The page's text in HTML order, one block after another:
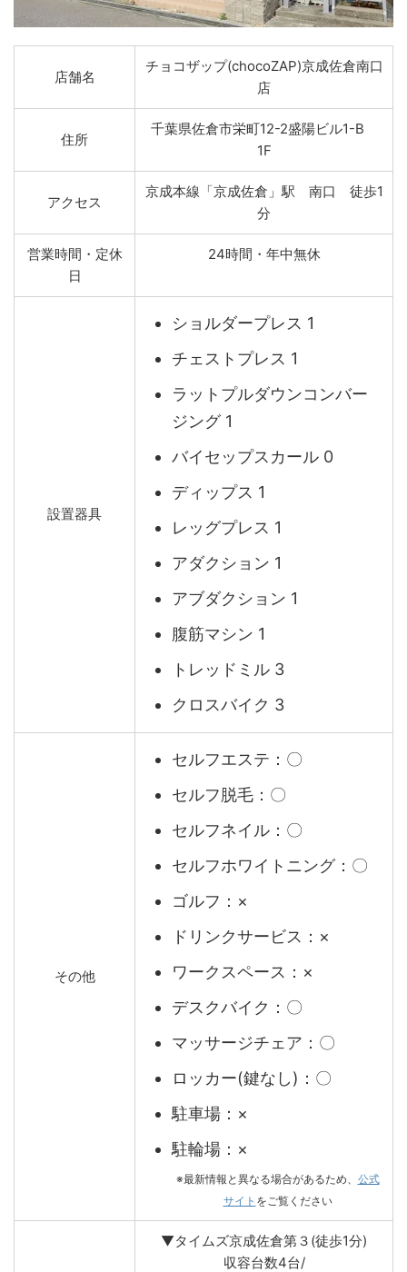
店舗名
チョコザップ(chocoZAP)京成佐倉南口
店
住所
千葉県佐倉市栄町12-2盛陽ビル1-B
1F
アクセス
京成本線「京成佐倉」駅 南口 徒歩1
分
営業時間・定休
日
24時間・年中無休
設置器具
ショルダープレス 1
チェストプレス 1
ラットプルダウンコンバー
ジング 1
バイセップスカール 0
ディップス 1
レッグプレス 1
アダクション 1
アブダクション 1
腹筋マシン 1
トレッドミル 3
クロスバイク 3
その他
セルフエステ：〇
セルフ脱毛：〇
セルフネイル：〇
セルフホワイトニング：〇
ゴルフ：×
ドリンクサービス：×
ワークスペース：×
デスクバイク：〇
マッサージチェア：〇
ロッカー(鍵なし)：〇
駐車場：×
駐輪場：×
※最新情報と異なる場合があるため、 公式
サイト をご覧ください
▼タイムズ京成佐倉第３(徒歩1分)
収容台数4台/